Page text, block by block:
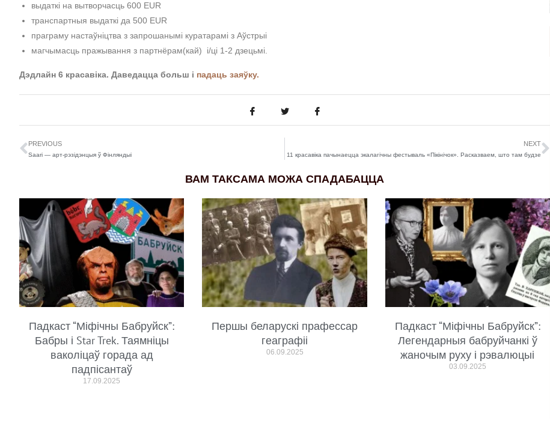
выдаткі на вытворчасць 600 EUR
транспартныя выдаткі да 500 EUR
праграму настаўніцтва з запрошанымі куратарамі з Аўстрыі
магчымасць пражывання з партнёрам(кай) і/ці 1-2 дзецьмі.
Дэдлайн 6 красавіка. Даведацца больш і падаць заяўку.
PREVIOUS
Saari — арт-рэзідэнцыя ў Фінляндыі
NEXT
11 красавіка пачынаецца экалагічны фестываль «Пікінічок». Расказваем, што там будзе
ВАМ ТАКСАМА МОЖА СПАДАБАЦЦА
Падкаст “Міфічны Бабруйск”:
Бабры і Star Trek. Таямніцы
ваколіцаў горада ад
падпісантаў
17.09.2025
Першы беларускі прафессар
геаграфіі
06.09.2025
Падкаст “Міфічны Бабруйск”:
Легендарныя бабруйчанкі ў
жаночым руху і рэвалюцыі
03.09.2025